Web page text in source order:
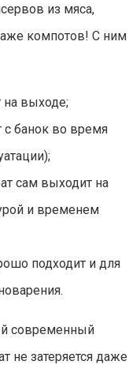
из мяса,
компотов! С ним
на выходе;
с банок во время
сам выходит на
и временем
подходит и для
современный
не затеряется даже